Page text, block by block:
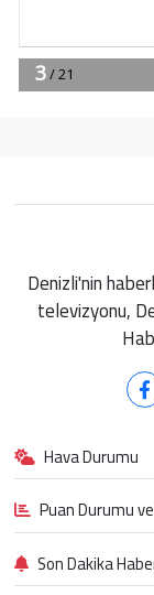
Denizli'nin
televizyonu,
Hava Durumu
Puan Durumu
Son Dakika